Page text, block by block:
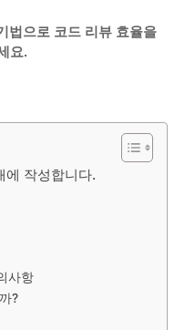
법으로 코드 리뷰 효율을
요.
에 작성합니다.
사항
?